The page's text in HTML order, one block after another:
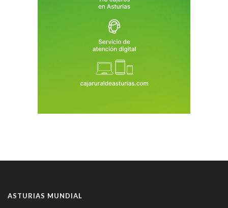
ASTURIAS MUNDIAL